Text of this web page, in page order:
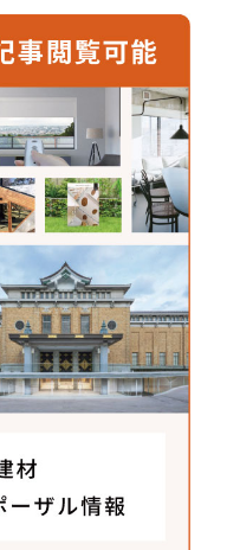
必要なため、水と
様や配置が水辺と
も過言ではありませ
のロープは鋼製であ
わらかな見た目。握
な、身体感覚に訴え
した。「トコトコダ
し存在感を消すよ
のプロジェクトで
て脚のないテーブ
所では土木的手法
的な考え方で土木
のフィードバック